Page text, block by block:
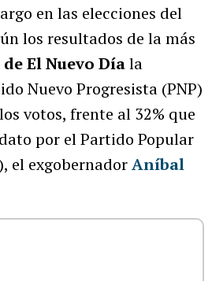
en las elecciones del
los resultados de la más
El Nuevo Díala
Nuevo Progresista (PNP)
votos, frente al 32% que
por el Partido Popular
el exgobernadorAníbal